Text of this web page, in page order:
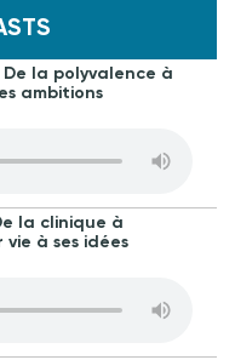
De la polyvalence à
ambitions
la clinique à
à ses idées